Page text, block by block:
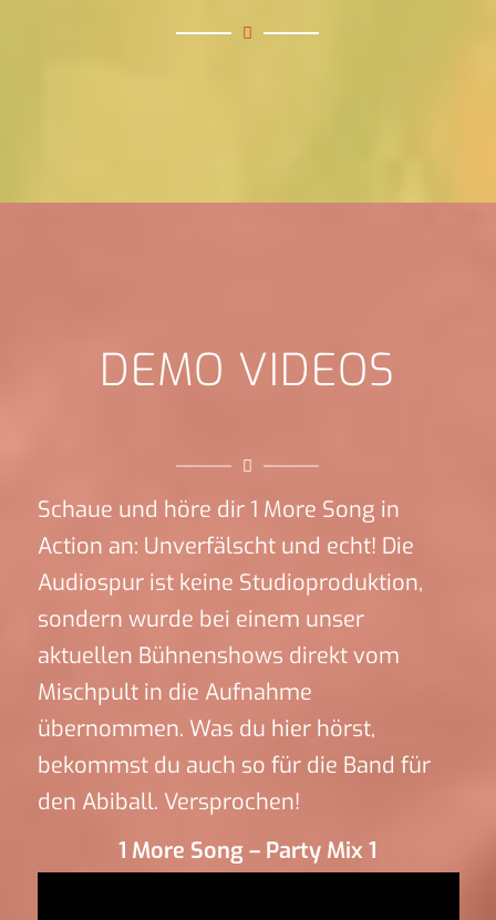
DEMO VIDEOS
Schaue und höre dir 1 More Song in
Action an: Unverfälscht und echt! Die
Audiospur ist keine Studioproduktion,
sondern wurde bei einem unser
aktuellen Bühnenshows direkt vom
Mischpult in die Aufnahme
übernommen. Was du hier hörst,
bekommst du auch so für die Band für
den Abiball. Versprochen!
1 More Song – Party Mix 1